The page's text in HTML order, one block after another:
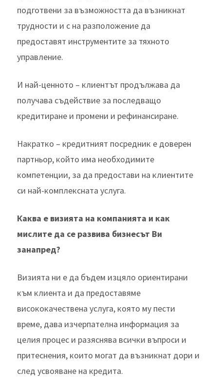
подготвени за възможността да възникнат
трудности и с на разположение да
предоставят инструментите за тяхното
управление.
И най-ценното – клиентът продължава да
получава съдействие за последващо
кредитиране и промени и рефинансиране.
Накратко – кредитният посредник е доверен
партньор, който има необходимите
компетенции, за да предостави на клиентите
си най-комплексната услуга.
Каква е визията на компанията и как
мислите да се развива бизнесът Ви
занапред?
Визията ни е да бъдем изцяло ориентирани
към клиента и да предоставяме
висококачествена услуга, която му пести
време, дава изчерпателна информация за
целия процес и разяснява всички въпроси и
притеснения, които могат да възникнат дори и
след усвояване на кредита.